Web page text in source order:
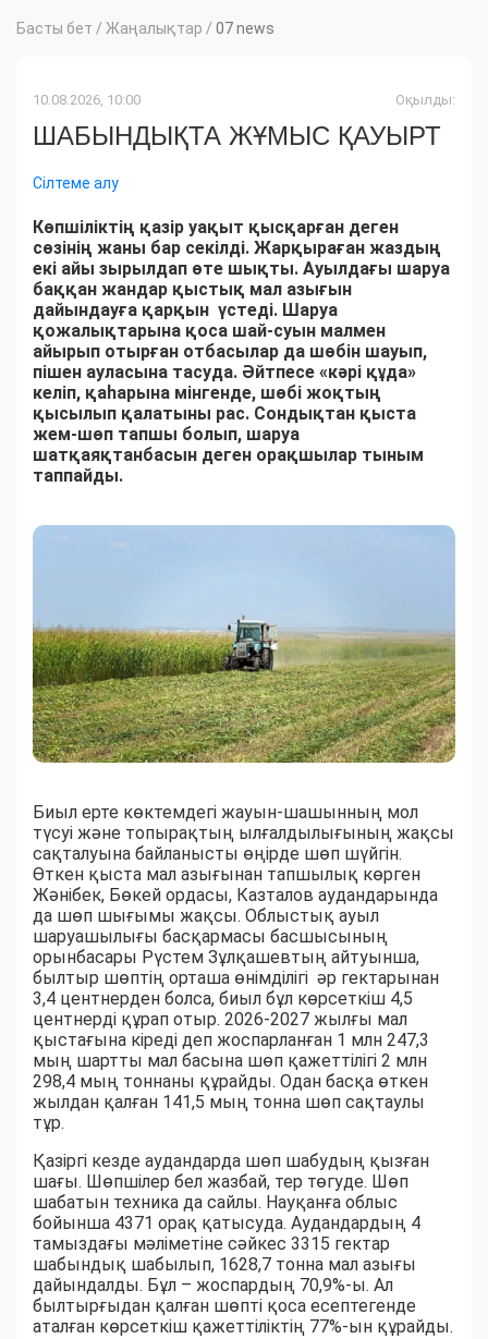
Басты бет / Жаңалықтар / 07 news
10.08.2026, 10:00 Оқылды:
ШАБЫНДЫҚТА ЖҰМЫС ҚАУЫРТ
Сілтеме алу
Көпшіліктің қазір уақыт қысқарған деген
сөзінің жаны бар секілді. Жарқыраған жаздың
екі айы зырылдап өте шықты. Ауылдағы шаруа
баққан жандар қыстық мал азығын
дайындауға қарқын үстеді. Шаруа
қожалықтарына қоса шай-суын малмен
айырып отырған отбасылар да шөбін шауып,
пішен ауласына тасуда. Әйтпесе «кәрі құда»
келіп, қаһарына мінгенде, шөбі жоқтың
қысылып қалатыны рас. Сондықтан қыста
жем-шөп тапшы болып, шаруа
шатқаяқтанбасын деген орақшылар тыным
таппайды.
Биыл ерте көктемдегі жауын-шашынның мол
түсуі және топырақтың ылғалдылығының жақсы
сақталуына байланысты өңірде шөп шүйгін.
Өткен қыста мал азығынан тапшылық көрген
Жәнібек, Бөкей ордасы, Казталов аудандарында
да шөп шығымы жақсы. Облыстық ауыл
шаруашылығы басқармасы басшысының
орынбасары Рүстем Зұлқашевтың айтуынша,
былтыр шөптің орташа өнімділігі әр гектарынан
3,4 центнерден болса, биыл бұл көрсеткіш 4,5
центнерді құрап отыр. 2026-2027 жылғы мал
қыстағына кіреді деп жоспарланған 1 млн 247,3
мың шартты мал басына шөп қажеттілігі 2 млн
298,4 мың тоннаны құрайды. Одан басқа өткен
жылдан қалған 141,5 мың тонна шөп сақтаулы
тұр.
Қазіргі кезде аудандарда шөп шабудың қызған
шағы. Шөпшілер бел жазбай, тер төгуде. Шөп
шабатын техника да сайлы. Науқанға облыс
бойынша 4371 орақ қатысуда. Аудандардың 4
тамыздағы мәліметіне сәйкес 3315 гектар
шабындық шабылып, 1628,7 тонна мал азығы
дайындалды. Бұл – жоспардың 70,9%-ы. Ал
былтырғыдан қалған шөпті қоса есептегенде
аталған көрсеткіш қажеттіліктің 77%-ын құрайды.